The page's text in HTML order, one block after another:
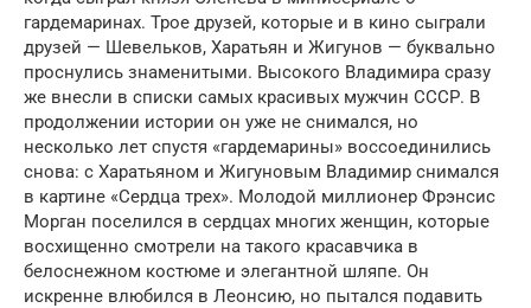
гардемаринах. Трое друзей, которые и в кино сыграли
друзей — Шевельков, Харатьян и Жигунов — буквально
проснулись знаменитыми. Высокого Владимира сразу
же внесли в списки самых красивых мужчин СССР. В
продолжении истории он уже не снимался, но
несколько лет спустя «гардемарины» воссоединились
снова: с Харатьяном и Жигуновым Владимир снимался
в картине «Сердца трех». Молодой миллионер Фрэнсис
Морган поселился в сердцах многих женщин, которые
восхищенно смотрели на такого красавчика в
белоснежном костюме и элегантной шляпе. Он
искренне влюбился в Леонсию, но пытался подавить